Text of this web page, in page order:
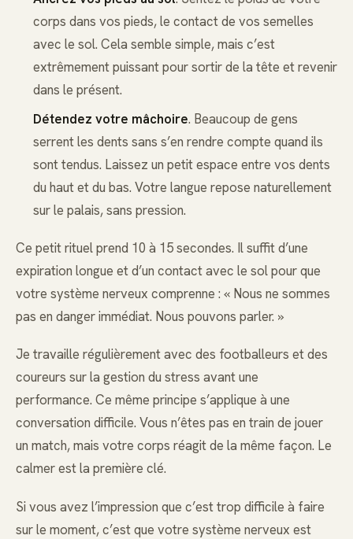
corps dans vos pieds, le contact de vos semelles
avec le sol. Cela semble simple, mais c’est
extrêmement puissant pour sortir de la tête et revenir
dans le présent.
Détendez votre mâchoire. Beaucoup de gens
serrent les dents sans s’en rendre compte quand ils
sont tendus. Laissez un petit espace entre vos dents
du haut et du bas. Votre langue repose naturellement
sur le palais, sans pression.
Ce petit rituel prend 10 à 15 secondes. Il suffit d’une
expiration longue et d’un contact avec le sol pour que
votre système nerveux comprenne : « Nous ne sommes
pas en danger immédiat. Nous pouvons parler. »
Je travaille régulièrement avec des footballeurs et des
coureurs sur la gestion du stress avant une
performance. Ce même principe s’applique à une
conversation difficile. Vous n’êtes pas en train de jouer
un match, mais votre corps réagit de la même façon. Le
calmer est la première clé.
Si vous avez l’impression que c’est trop difficile à faire
sur le moment, c’est que votre système nerveux est